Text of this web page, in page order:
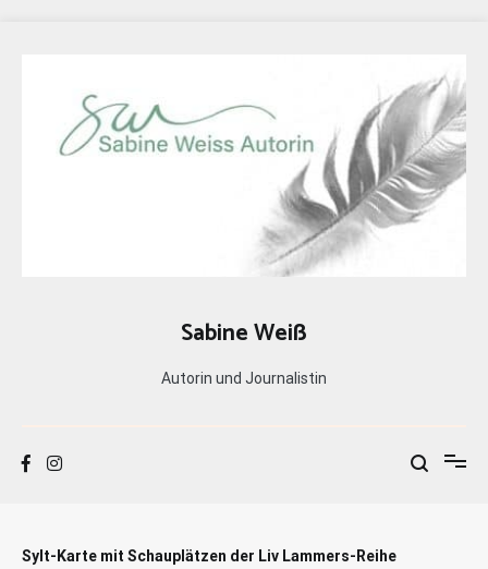
Sabine Weiß
Autorin und Journalistin
Sylt-Karte mit Schauplätzen der Liv Lammers-Reihe